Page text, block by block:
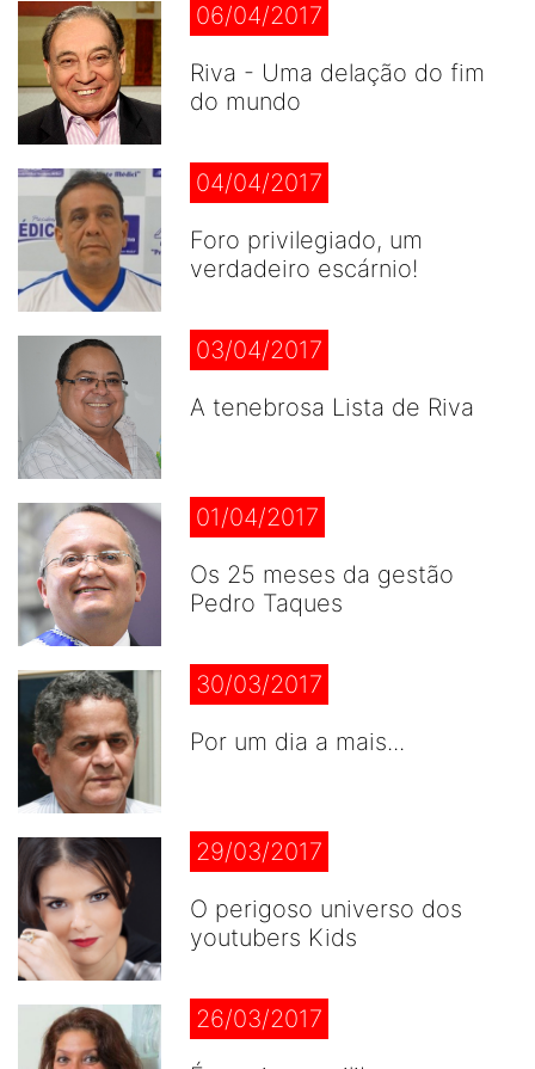
06/04/2017
Riva - Uma delação do fim
do mundo
04/04/2017
Foro privilegiado, um
verdadeiro escárnio!
03/04/2017
A tenebrosa Lista de Riva
01/04/2017
Os 25 meses da gestão
Pedro Taques
30/03/2017
Por um dia a mais...
29/03/2017
O perigoso universo dos
youtubers Kids
26/03/2017